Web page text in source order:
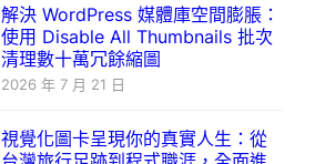
解決 WordPress 媒體庫空間膨脹：
使用 Disable All Thumbnails 批次
清理數十萬冗餘縮圖
2026 年 7 月 21 日
視覺化圖卡呈現你的真實人生：從